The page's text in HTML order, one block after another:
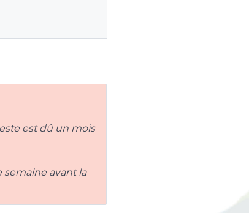
est dû un mois
semaine avant la